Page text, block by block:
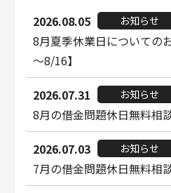
2026.08.05 お知らせ
8月夏季休業日についての
～8/16】
2026.07.31 お知らせ
8月の借金問題休日無料相
2026.07.03 お知らせ
7月の借金問題休日無料相